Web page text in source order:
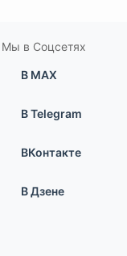
Мы в Соцсетях
В MAX
В Telegram
ВКонтакте
В Дзене